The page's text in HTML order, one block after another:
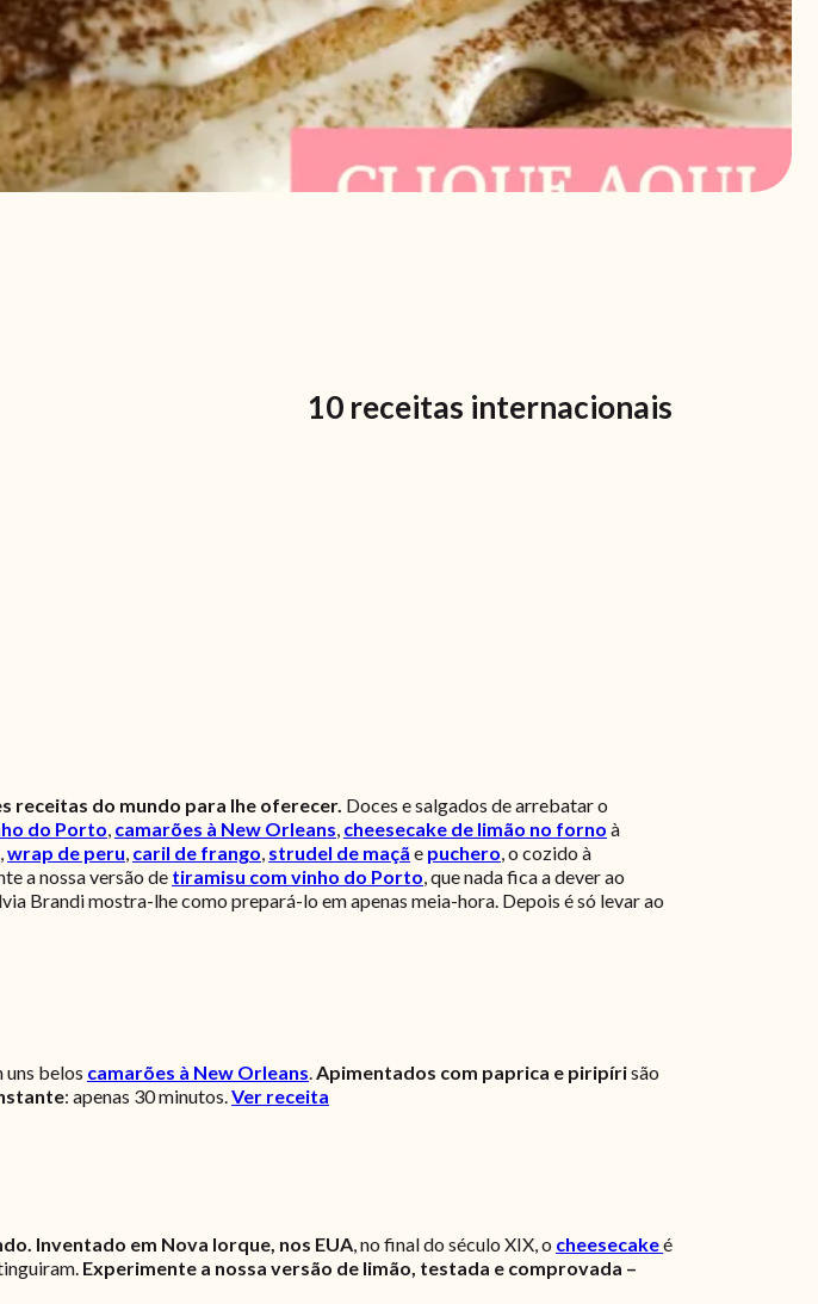
10 receitas internacionais
receitas do mundo para lhe oferecer. Doces e salgados de arrebatar o
do Porto camarões à New Orleans cheesecake de limão no forno à
wrap de peru caril de frango strudel de maçã e puchero , o cozido à
a nossa versão de tiramisu com vinho do Porto , que nada fica a dever ao
Brandi mostra-lhe como prepará-lo em apenas meia-hora. Depois é só levar ao
uns belos camarões à New Orleans Apimentados com paprica e piripírisão
: apenas 30 minutos. Ver receita
Inventado em Nova Iorque, nos EUA , no final do século XIX, o cheesecakeé
Experimente a nossa versão de limão, testada e comprovada –